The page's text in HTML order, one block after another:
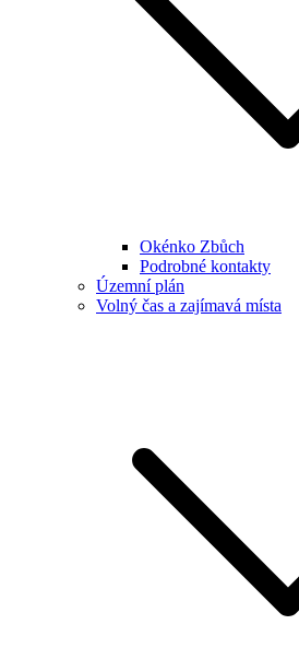
Okénko Zbůch
Podrobné kontakty
Územní plán
Volný čas a zajímavá místa